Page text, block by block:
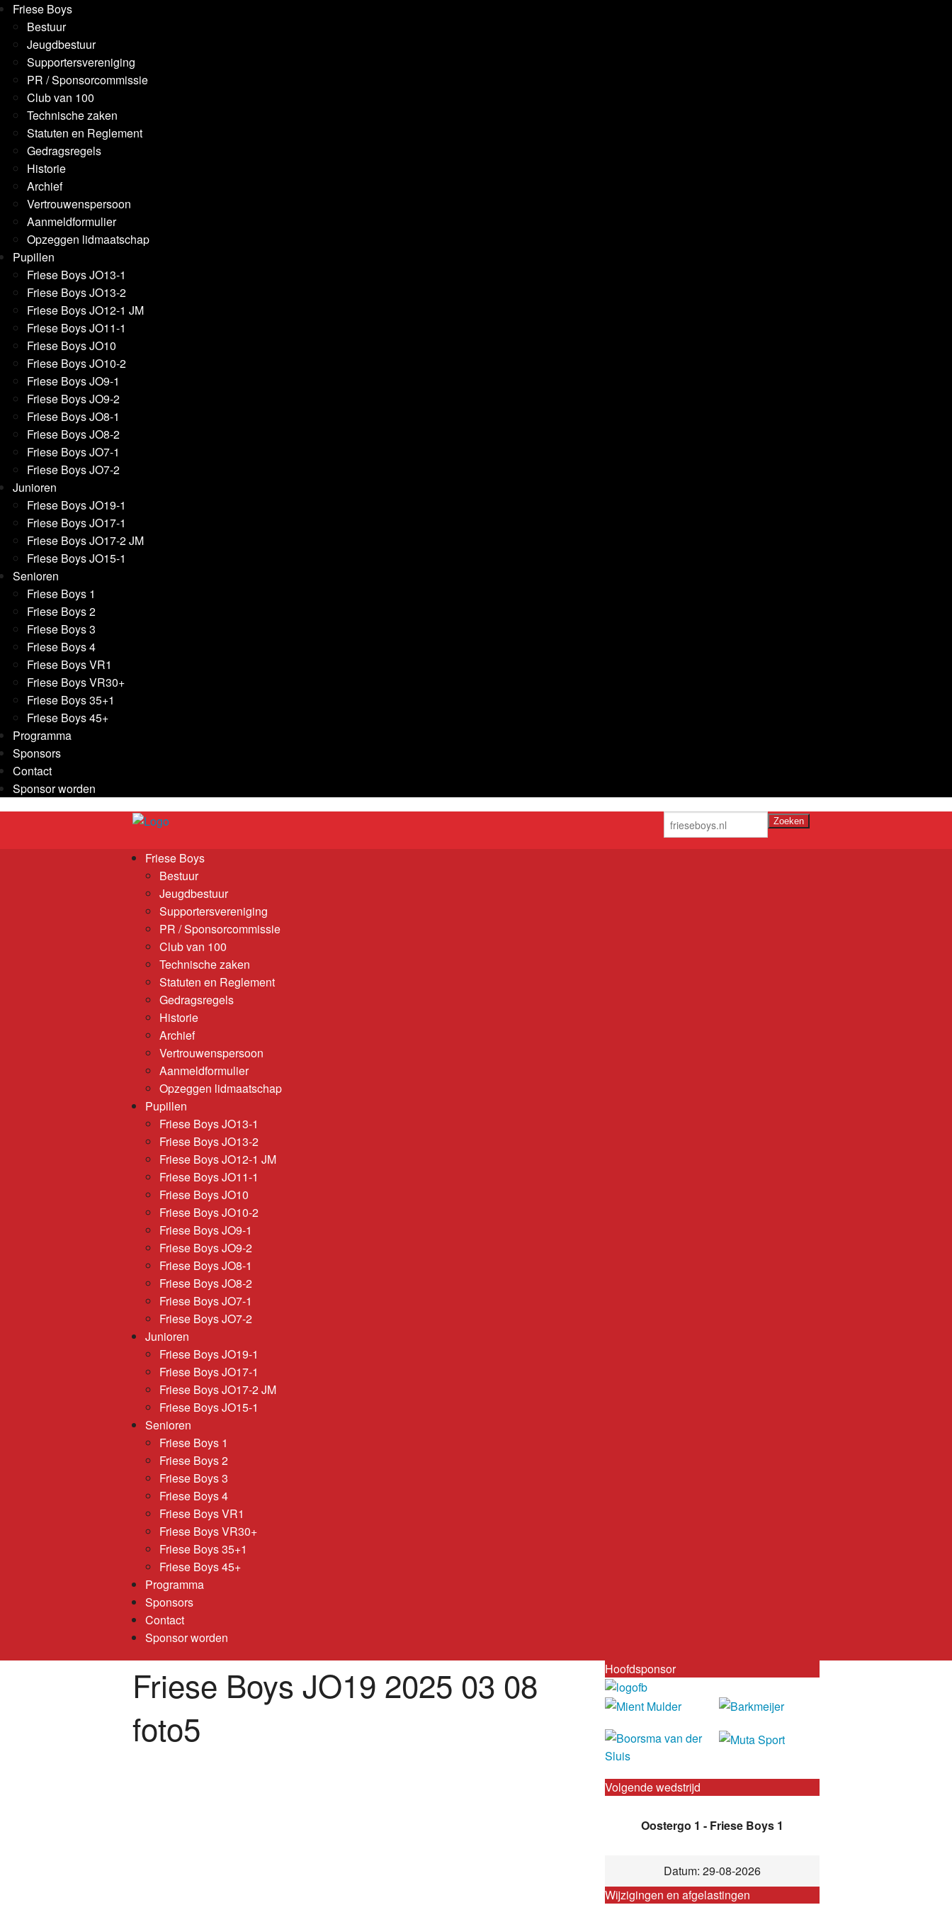
Friese Boys
Bestuur
Jeugdbestuur
Supportersvereniging
PR / Sponsorcommissie
Club van 100
Technische zaken
Statuten en Reglement
Gedragsregels
Historie
Archief
Vertrouwenspersoon
Aanmeldformulier
Opzeggen lidmaatschap
Pupillen
Friese Boys JO13-1
Friese Boys JO13-2
Friese Boys JO12-1 JM
Friese Boys JO11-1
Friese Boys JO10
Friese Boys JO10-2
Friese Boys JO9-1
Friese Boys JO9-2
Friese Boys JO8-1
Friese Boys JO8-2
Friese Boys JO7-1
Friese Boys JO7-2
Junioren
Friese Boys JO19-1
Friese Boys JO17-1
Friese Boys JO17-2 JM
Friese Boys JO15-1
Senioren
Friese Boys 1
Friese Boys 2
Friese Boys 3
Friese Boys 4
Friese Boys VR1
Friese Boys VR30+
Friese Boys 35+1
Friese Boys 45+
Programma
Sponsors
Contact
Sponsor worden
Friese Boys
Bestuur
Jeugdbestuur
Supportersvereniging
PR / Sponsorcommissie
Club van 100
Technische zaken
Statuten en Reglement
Gedragsregels
Historie
Archief
Vertrouwenspersoon
Aanmeldformulier
Opzeggen lidmaatschap
Pupillen
Friese Boys JO13-1
Friese Boys JO13-2
Friese Boys JO12-1 JM
Friese Boys JO11-1
Friese Boys JO10
Friese Boys JO10-2
Friese Boys JO9-1
Friese Boys JO9-2
Friese Boys JO8-1
Friese Boys JO8-2
Friese Boys JO7-1
Friese Boys JO7-2
Junioren
Friese Boys JO19-1
Friese Boys JO17-1
Friese Boys JO17-2 JM
Friese Boys JO15-1
Senioren
Friese Boys 1
Friese Boys 2
Friese Boys 3
Friese Boys 4
Friese Boys VR1
Friese Boys VR30+
Friese Boys 35+1
Friese Boys 45+
Programma
Sponsors
Contact
Sponsor worden
Friese Boys JO19 2025 03 08
foto5
Hoofdsponsor
Volgende wedstrijd
Oostergo 1 - Friese Boys 1
Datum: 29-08-2026
Wijzigingen en afgelastingen